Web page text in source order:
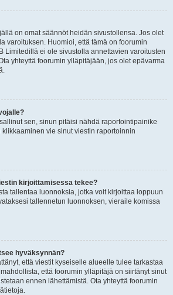
on omat säännöt heidän sivustollensa. Jos olet
varoituksen. Huomioi, että tämä on foorumin
Limitedillä ei ole sivustolla annettavien varoitusten
yhteyttä foorumin ylläpitäjään, jos olet epävarma
sen, sinun pitäisi nähdä raportointipainike
vie sinut viestin raportoinnin
kirjoittamisessa tekee?
tallentaa luonnoksia, jotka voit kirjoittaa loppuun
tallennetun luonnoksen, vieraile komissa
hyväksynnän?
että viestit kyseiselle alueelle tulee tarkastaa
että foorumin ylläpitäjä on siirtänyt sinut
ennen lähettämistä. Ota yhteyttä foorumin